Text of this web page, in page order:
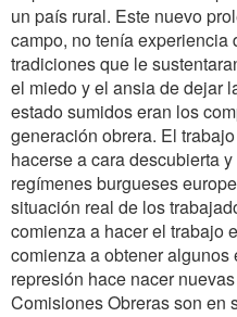
un país rural. Este nuevo
campo, no tenía experiencia
tradiciones que le
el miedo y el ansia de dejar
estado sumidos eran los
generación obrera. El
hacerse a cara descubierta
regímenes burgueses
situación real de los
comienza a hacer el trabajo
comienza a obtener
represión hace nacer
Comisiones Obreras son en